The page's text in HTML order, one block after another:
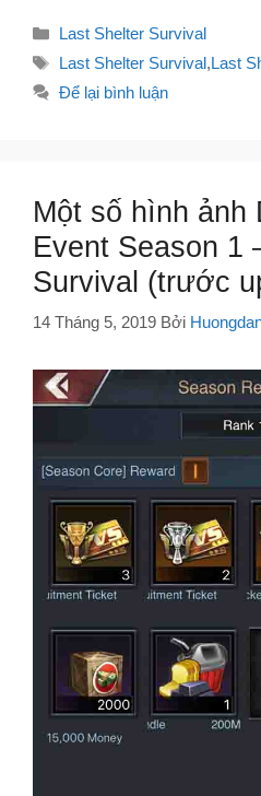
Danh
mục
Last Shelter Survival
Thẻ
Last Shelter Survival,Last
Để lại bình luận
Một số hình ảnh
Event Season 1
Survival (trước
14 Tháng 5, 2019 Bởi